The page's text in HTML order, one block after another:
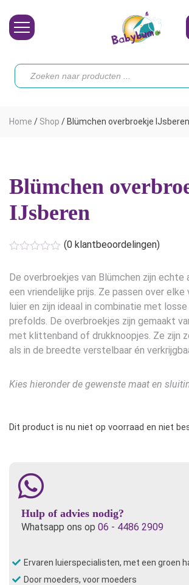
Toebehoren
Onze merken
Hoe begin ik?
Producten
zoeken
Home / Shop / Blümchen overbroekje IJsberen
Blümchen
IJsberen
(0 klantbeoordelingen)
De overbroekjes van Blümchen zijn echte
een vriendelijke prijs. Ze passen over elke
luier en zijn ideaal in combinatie met
prefolds. De overbroekjes zijn gemaakt
met klittenband of drukknoopjes. Ze zijn
als in de breedte verstelbaar én
Kies hieronder de gewenste maat en
Dit product is nu niet op voorraad en niet
Hulp of advies nodig?
Whatsapp ons op 06 - 4486 2909
Ervaren luierspecialisten, met een groen
Door moeders, voor moeders